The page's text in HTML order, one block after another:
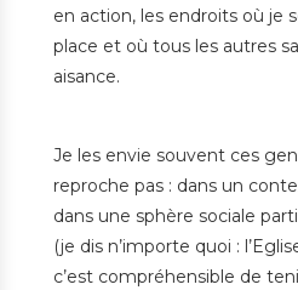
en action, les endroits où je
place et où tous les autres
aisance.
Je les envie souvent ces
reproche pas : dans un
dans une sphère sociale
(je dis n’importe quoi :
c’est compréhensible de